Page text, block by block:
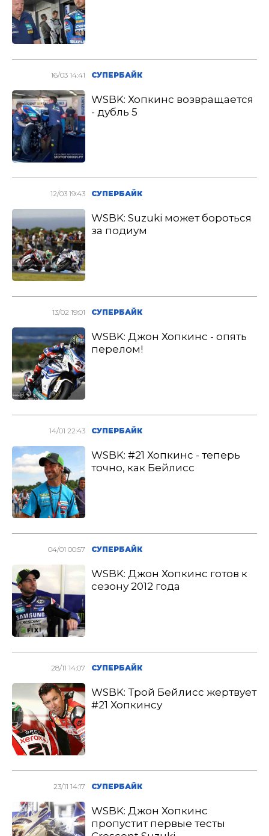
16/03 14:41 СУПЕРБАЙК
WSBK: Хопкинс возвращается
- дубль 5
12/03 19:43 СУПЕРБАЙК
WSBK: Suzuki может бороться
за подиум
13/02 19:01 СУПЕРБАЙК
WSBK: Джон Хопкинс - опять
перелом!
14/01 22:43 СУПЕРБАЙК
WSBK: #21 Хопкинс - теперь
точно, как Бейлисс
04/01 00:57 СУПЕРБАЙК
WSBK: Джон Хопкинс готов к
сезону 2012 года
28/11 14:07 СУПЕРБАЙК
WSBK: Трой Бейлисс жертвует
#21 Хопкинсу
23/11 14:17 СУПЕРБАЙК
WSBK: Джон Хопкинс
пропустит первые тесты